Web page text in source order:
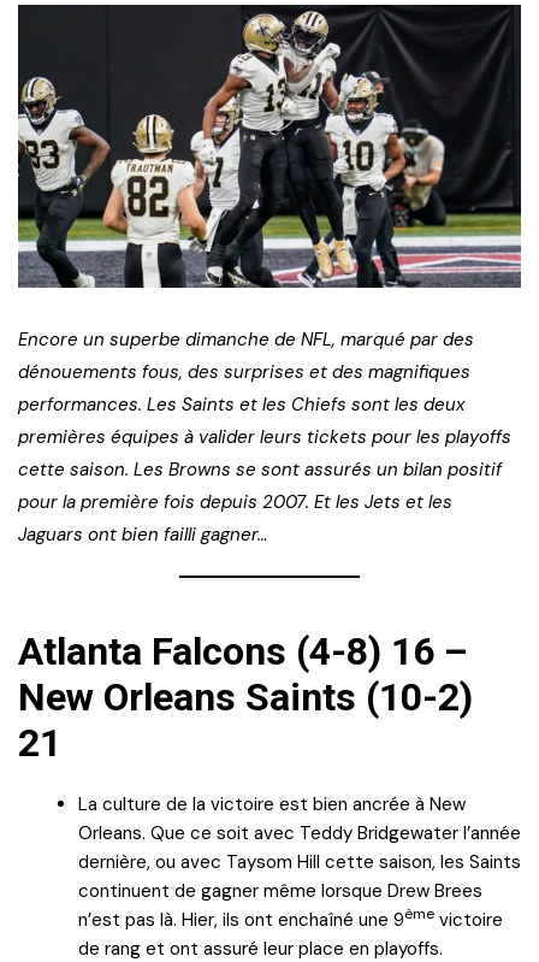
Encore un superbe dimanche de NFL, marqué par des
dénouements fous, des surprises et des magnifiques
performances. Les Saints et les Chiefs sont les deux
premières équipes à valider leurs tickets pour les playoffs
cette saison. Les Browns se sont assurés un bilan positif
pour la première fois depuis 2007. Et les Jets et les
Jaguars ont bien failli gagner…
Atlanta Falcons (4-8) 16 –
New Orleans Saints (10-2)
21
La culture de la victoire est bien ancrée à New
Orleans. Que ce soit avec Teddy Bridgewater l’année
dernière, ou avec Taysom Hill cette saison, les Saints
continuent de gagner même lorsque Drew Brees
n’est pas là. Hier, ils ont enchaîné une 9ème victoire
de rang et ont assuré leur place en playoffs.